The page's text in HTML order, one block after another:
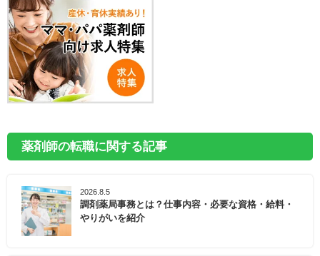
薬剤師の転職に関する記事
2026.8.5
調剤薬局事務とは？仕事内容・必要な資格・給料・
やりがいを紹介